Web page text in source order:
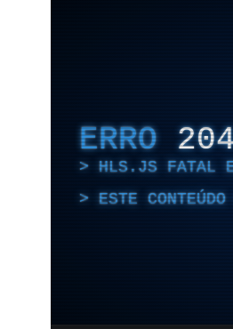
ERRO
HLS.JS FATAL
ESTE